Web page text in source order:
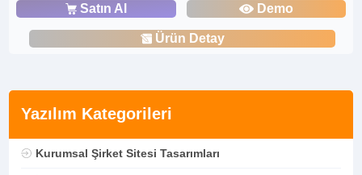
Yazılım Kategorileri
Kurumsal Şirket Sitesi Tasarımları
Satın Al Demo
Ürün Detay